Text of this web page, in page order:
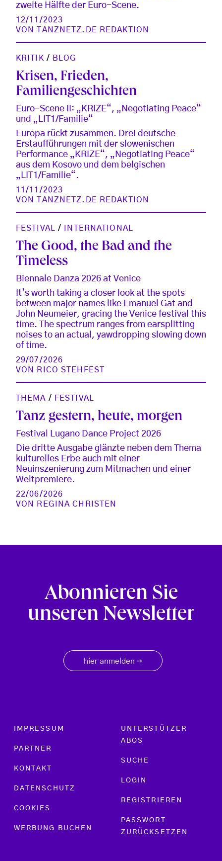
zweite Hälfte der Euro-Scene.
12/11/2023
VON
TANZNETZ.DE REDAKTION
KRITIK / BLOG
Krisen, Frieden,
Familiengeschichten
Euro-Scene II: „KRIZE“, „Negotiating Peace“
und „LIT1/Familie“
Europa rückt zusammen. Drei deutsche
Erstaufführungen mit der slowenischen
Performance „KRIZE“, „Negotiating Peace“
aus dem Kosovo und dem belgischen
„LIT1/Familie“.
11/11/2023
VON
TANZNETZ.DE REDAKTION
FESTIVAL / INTERNATIONAL
The Good, the Bad and the
Timeless
Biennale Danza 2026 at Venice
It’s worth taking a closer look at the spots
between major names like Emanuel Gat and
John Neumeier, gracing the Venice festival this
time. The spectrum ranges from earsplitting
noises to an actual, yawdropping slowing down
of time.
29/07/2026
VON
RICO STEHFEST
THEMA / FESTIVAL
Tanz gestern, heute, morgen
Festival Lugano Dance Project 2026
Die dritte Ausgabe glänzte neben dem Thema
kulturelles Erbe auch mit einer
Neuinszenierung zum Mitmachen und einer
Weltpremiere.
22/06/2026
VON
REGINA CHRISTEN
Abonnieren Sie
unseren Newsletter
hier anmelden →
Footer menu
IMPRESSUM
PARTNER
KONTAKT
DATENSCHUTZ
COOKIES
WERBUNG BUCHEN
UNTERSTÜTZER
ABOS
SUCHE
LOGIN
REGISTRIEREN
PASSWORT
ZURÜCKSETZEN